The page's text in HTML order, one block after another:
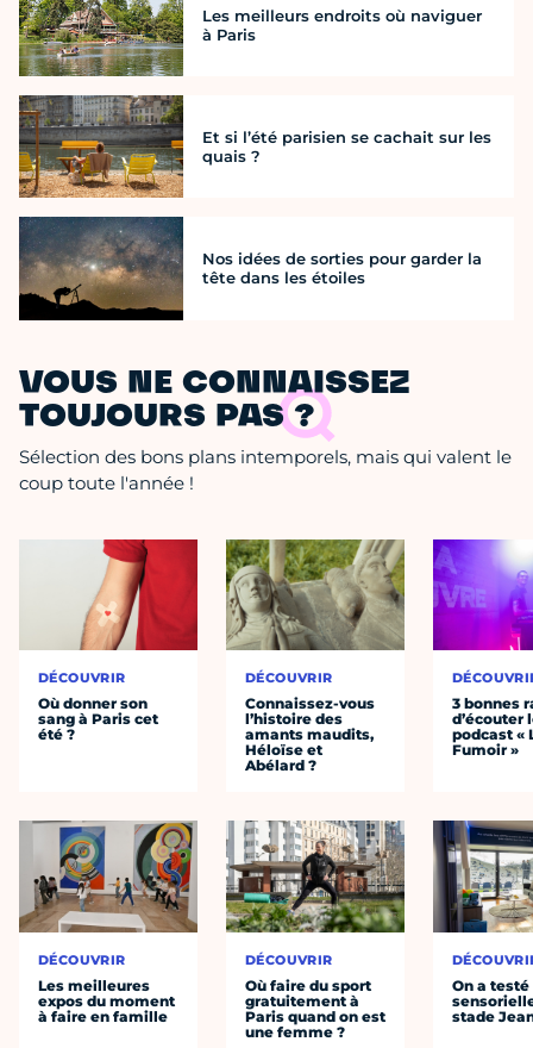
Les meilleurs endroits où naviguer
à Paris
Et si l’été parisien se cachait sur les
quais ?
Nos idées de sorties pour garder la
tête dans les étoiles
VOUS NE CONNAISSEZ
TOUJOURS PAS ?
Sélection des bons plans intemporels, mais qui valent le
coup toute l'année !
DÉCOUVRIR
Où donner son
sang à Paris cet
été ?
DÉCOUVRIR
Les meilleures
expos du moment
à faire en famille
DÉCOUVRIR
Connaissez-vous
l’histoire des
amants maudits,
Héloïse et
Abélard ?
DÉCOUVRIR
Où faire du sport
gratuitement à
Paris quand on est
une femme ?
3 bonnes
d’écouter
podcast «
Fumoir »
On a
stade